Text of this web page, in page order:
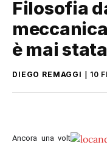
Filosofia
è mai
DIEGO REMAGGI 10
Ancora una volt